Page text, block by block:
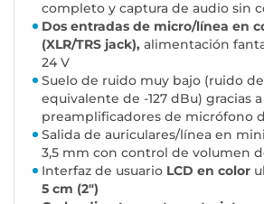
completo y captura de audio sin
Dos entradas de micro/línea en
(XLR/TRS jack), alimentación
24 V
Suelo de ruido muy bajo (ruido
equivalente de -127 dBu) gracias
preamplificadores de micrófono
Salida de auriculares/línea en
3,5 mm con control de volumen
Interfaz de usuario LCD en color
5 cm (2")